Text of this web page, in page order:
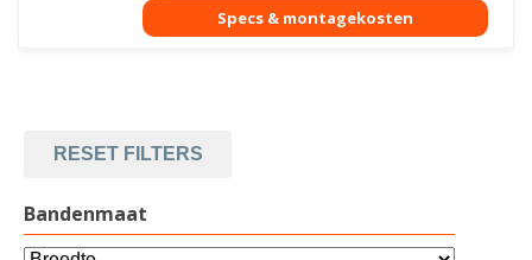
RESET FILTERS
Bandenmaat